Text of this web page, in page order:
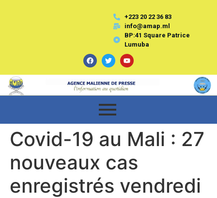
+223 20 22 36 83
info@amap.ml
BP:41 Square Patrice
Lumuba
Covid-19 au Mali : 27
nouveaux cas
enregistrés vendredi